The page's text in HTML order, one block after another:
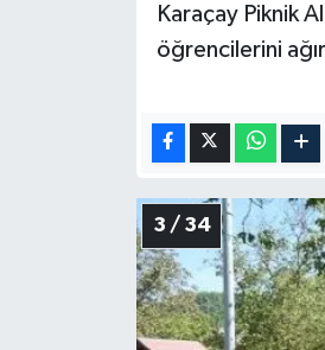
Karaçay Piknik
öğrencilerini
3 / 34